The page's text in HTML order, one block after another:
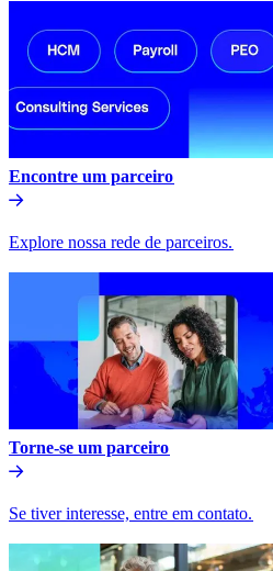
Encontre um parceiro​​
Explore nossa rede de parceiros.​​
Torne-se um parceiro​​
Se tiver interesse, entre em contato.​​